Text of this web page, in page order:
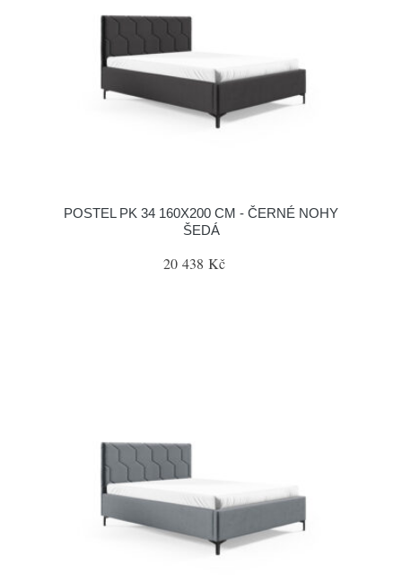
POSTEL PK 34 160X200 CM - ČERNÉ NOHY
ŠEDÁ
20 438 Kč